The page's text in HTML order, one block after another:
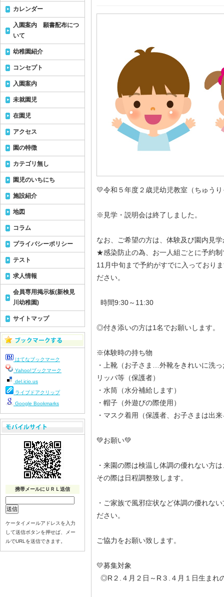
💛令和５年度２歳児幼児教室（ちゅう
※見学・説明会は終了しました。
なお、ご希望の方は、体験及び園内見
★感染防止の為、お一人組ごとに予約
11月中旬まで予約がすでに入っており
ださい。
時間9:30～11:30
◎付き添いの方は1名でお願いします。
※体験時の持ち物
・上靴（お子さま…外靴をきれいに洗
リッパ等（保護者）
・水筒（水分補給します）
・帽子（外遊びの際使用）
・マスク着用（保護者、お子さまは出
💚お願い💚
・来園の際は検温し体調の優れない方
その際は日程調整致します。
・ご家族で風邪症状など体調の優れな
ださい。
ご協力をお願い致します。
💛募集対象
◎R２.４月２日～R３.４月１日生まれ
カレンダー
入園案内 願書配布につ
いて
幼稚園紹介
コンセプト
入園案内
未就園児
在園児
アクセス
園の特徴
カテゴリ無し
園児のいちにち
施設紹介
地図
コラム
プライバシーポリシー
テスト
求人情報
会員専用掲示板(新検見
川幼稚園)
サイトマップ
はてなブックマーク
Yahoo!ブックマーク
del.icio.us
ライブドアクリップ
Google Bookmarks
携帯メールにＵＲＬ送信
ケータイメールアドレスを入力
して送信ボタンを押せば、メー
ルでURLを送信できます。